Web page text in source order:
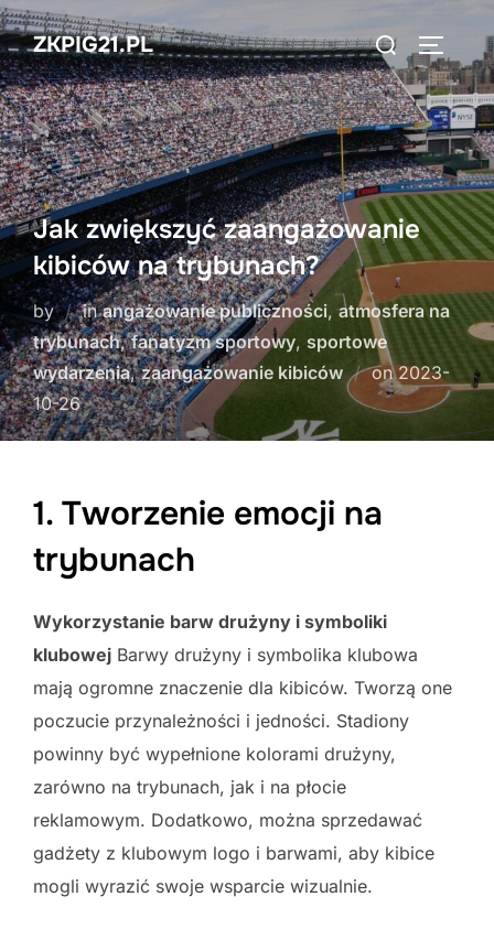
Skip
to
content
ZKPIG21.PL
Search
for:
Jak zwiększyć zaangażowanie
kibiców na trybunach?
by inangażowanie publiczności,atmosfera na
trybunach,fanatyzm sportowy, sportowe
wydarzenia,zaangażowanie kibiców onPosted
on
2023-
10-26
1. Tworzenie emocji na
trybunach
Wykorzystanie barw drużyny i symboliki
klubowej Barwy drużyny i symbolika klubowa
mają ogromne znaczenie dla kibiców. Tworzą one
poczucie przynależności i jedności. Stadiony
powinny być wypełnione kolorami drużyny,
zarówno na trybunach, jak i na płocie
reklamowym. Dodatkowo, można sprzedawać
gadżety z klubowym logo i barwami, aby kibice
mogli wyrazić swoje wsparcie wizualnie.